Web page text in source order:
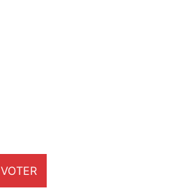
VOTER